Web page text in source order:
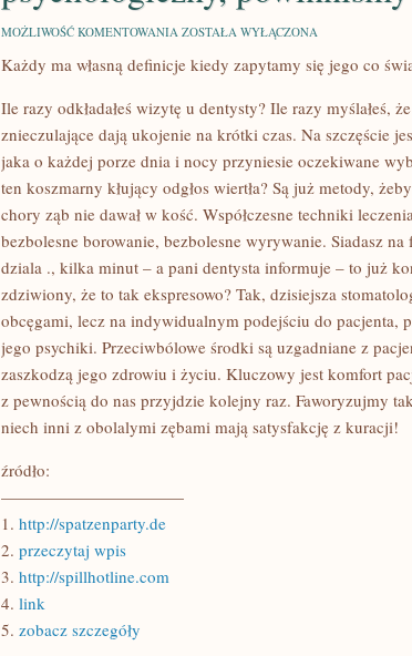
MOŻLIWOŚĆ KOMENTOWANIA OTWIERAJĄC
PRYWATNY
GABINET
POWINNIŚMY
ZAANGAŻOWAĆ
ZOSTAŁA WYŁĄCZONA
Każdy ma własną definicje kiedy zapytamy się jego co
Ile razy odkładałeś wizytę u dentysty? Ile razy myślałeś,
znieczulające dają ukojenie na krótki czas. Na szczęście
jaka o każdej porze dnia i nocy przyniesie oczekiwane
ten koszmarny kłujący odgłos wiertła? Są już metody,
chory ząb nie dawał w kość. Współczesne techniki
bezbolesne borowanie, bezbolesne wyrywanie. Siadasz
dziala ., kilka minut – a pani dentysta informuje – to już
zdziwiony, że to tak ekspresowo? Tak, dzisiejsza
obcęgami, lecz na indywidualnym podejściu do pacjenta,
jego psychiki. Przeciwbólowe środki są uzgadniane z
zaszkodzą jego zdrowiu i życiu. Kluczowy jest komfort
z pewnością do nas przyjdzie kolejny raz. Faworyzujmy
niech inni z obolalymi zębami mają satysfakcję z kuracji!
źródło:
———————————
1. http://spatzenparty.de
2. przeczytaj wpis
3. http://spillhotline.com
4. link
5. zobacz szczegóły